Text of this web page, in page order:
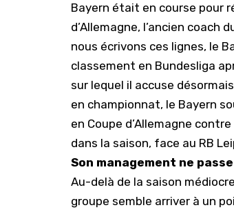
Bayern était en course pour
d’Allemagne, l’ancien coach
nous écrivons ces lignes, le
classement en Bundesliga
sur lequel il accuse
en championnat, le Bayern
en Coupe d’Allemagne
dans la saison, face au RB
Son management ne
Au-delà de la saison
groupe semble arriver à un